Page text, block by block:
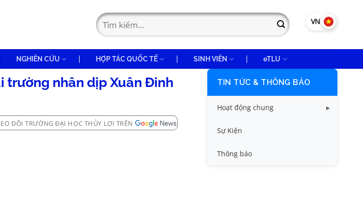
VN EN
NGHIÊN CỨU HỢP TÁC QUỐC TẾ SINH VIÊN eTLU
trường nhân dịp Xuân Đinh
DÕI TRƯỜNG ĐẠI HỌC THỦY LỢI TRÊN
TIN TỨC & THÔNG BÁO
Hoạt động chung
Tin công tác sinh viên
Tin đào tạo
Sự Kiện
Thông báo